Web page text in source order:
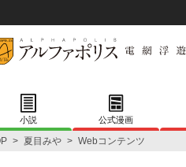
小説 公式漫画
> 夏目みや > Webコンテンツ